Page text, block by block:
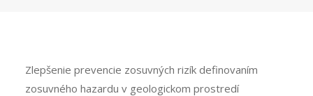
Zlepšenie prevencie zosuvných rizík definovaním
zosuvného hazardu v geologickom prostredí